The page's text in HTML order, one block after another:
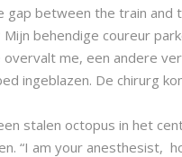
between the train and
behendige coureur
me, een andere
ingeblazen. De chirurg
stalen octopus in het
“I am your anesthesist,